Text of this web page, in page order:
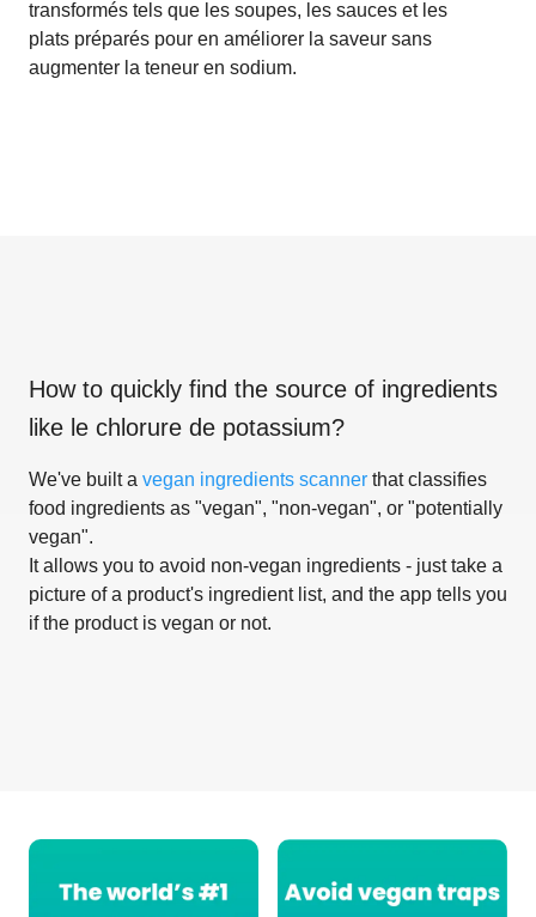
transformés tels que les soupes, les sauces et les
plats préparés pour en améliorer la saveur sans
augmenter la teneur en sodium.
How to quickly find the source of ingredients
like le chlorure de potassium?
We've built a vegan ingredients scanner that classifies
food ingredients as "vegan", "non-vegan", or "potentially
vegan".
It allows you to avoid non-vegan ingredients - just take a
picture of a product's ingredient list, and the app tells you
if the product is vegan or not.